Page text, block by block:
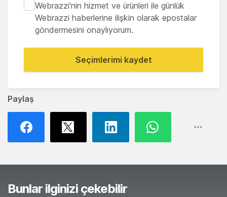
Paylaş
Webrazzi'nin hizmet ve ürünleri ile günlük
Webrazzi haberlerine ilişkin olarak epostalar
göndermesini onaylıyorum.
Seçimlerimi kaydet
Bunlar ilginizi çekebilir